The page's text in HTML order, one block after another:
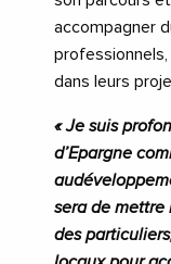
accompagner
dans leurs
« Je suis
d’Epargne
sera de mettre
des